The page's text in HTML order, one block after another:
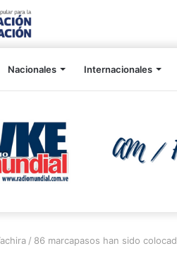
Nacionales Internacionales
/ 86 marcapasos han sido